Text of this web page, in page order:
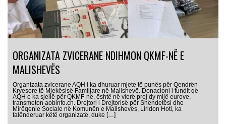
ORGANIZATA ZVICERANE NDIHMON QKMF-NË E
MALISHEVËS
Organizata zvicerane AQH i ka dhuruar mjete të punës për Qendrën
Kryesore të Mjekësisë Familjare në Malishevë. Donacioni i fundit që
AQH e ka sjellë për QKMF-në, është në vlerë prej dy mijë eurove,
transmeton aobinfo.ch. Drejtori i Drejtorisë për Shëndetësi dhe
Mirëqenie Sociale në Komunën e Malishevës, Liridon Hoti, ka
falënderuar këtë organizatë, duke […]